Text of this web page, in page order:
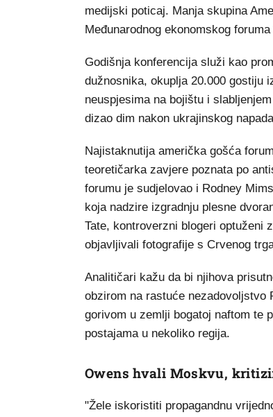
medijski poticaj. Manja skupina
Međunarodnog ekonomskog
Godišnja konferencija služi kao
dužnosnika, okuplja 20.000 gostiju
neuspjesima na bojištu i
dizao dim nakon ukrajinskog
Najistaknutija američka gošća
teoretičarka zavjere poznata po
forumu je sudjelovao i Rodney
koja nadzire izgradnju plesne
Tate, kontroverzni blogeri optuženi
objavljivali fotografije s Crvenog
Analitičari kažu da bi njihova
obzirom na rastuće nezadovoljstvo
gorivom u zemlji bogatoj naftom te
postajama u nekoliko regija.
Owens hvali Moskvu,
"Žele iskoristiti propagandnu